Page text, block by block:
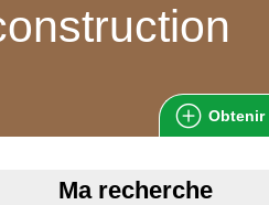
Obtenir
Ma recherche